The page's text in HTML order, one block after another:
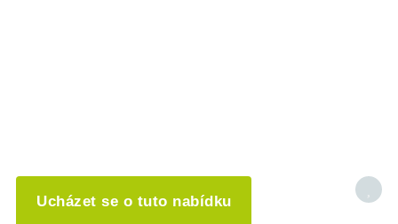
Ucházet se o tuto nabídku